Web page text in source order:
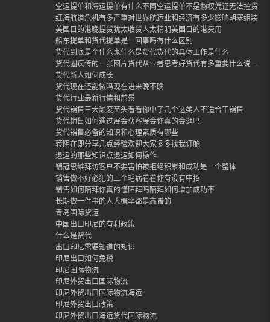
空运提单和海运提单有什么不同空运提单不是物权凭证无法控货
红海航道危机有多严重对世界航运业和经济有多少影响胡塞组装封
美国目的港晚提货犹太收货人太精明美国目的港费用
船东提单和货代提单是一回事吗有什么区别
货代到底是个什么鬼什么是货代货代的具体工作是什么
货代圈疯传的一张图片货代从业者思考好货代有多重要什么说一定
货代新人如何成长
货代现在还能做吗现在进来晚不晚
货代行业最新行情和前景
货代销售三大颓废苗头看看你中了几个这类人不适合干销售
货代销售如何通过展会获客展会你真的会逛吗
货代销售必备的知识和心理素质有哪些
转阴在即分享几点经验欢迎大家多多找我订舱
退运的那些知识点退运如何操作
销冠思维拜访客户不要害怕被拒绝积累和成功是一个整体
销售做不好必犯的三个毛病看看你有没有中招
销售如何陌拜你真的懂陌拜吗陌拜如何增加成功率
长期做一件事的人大概率都是靠谱的
青岛国际货运
中国出口印尼的有利政策
什么是货代
出口印尼需要知道的知识
印尼出口如何免税
印尼国际物流
印尼外贸出口国际物流
印尼外贸出口国际物流海运
印尼外贸出口政策
印尼外贸出口海运货代国际物流